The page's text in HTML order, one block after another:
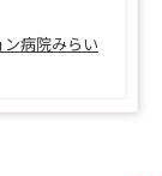
病院みらい